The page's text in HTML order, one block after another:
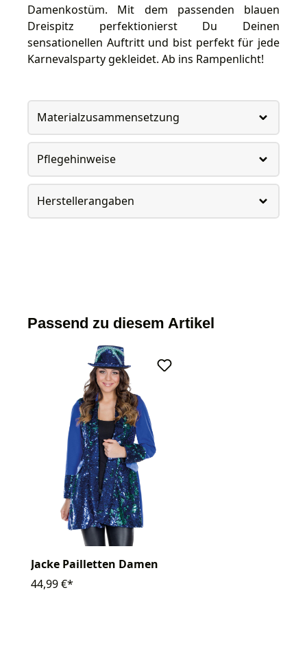
Damenkostüm. Mit dem passenden blauen
Dreispitz perfektionierst Du Deinen
sensationellen Auftritt und bist perfekt für jede
Karnevalsparty gekleidet. Ab ins Rampenlicht!
Materialzusammensetzung
Pflegehinweise
Herstellerangaben
Passend zu diesem Artikel
Jacke Pailletten Damen
44,99 €*